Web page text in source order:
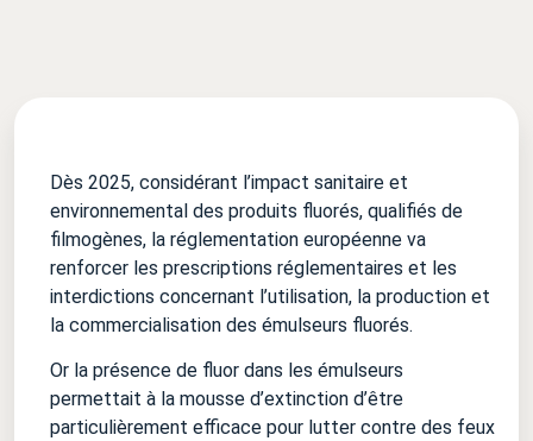
Dès 2025, considérant l’impact sanitaire et
environnemental des produits fluorés, qualifiés de
filmogènes, la réglementation européenne va
renforcer les prescriptions réglementaires et les
interdictions concernant l’utilisation, la production et
la commercialisation des émulseurs fluorés.
Or la présence de fluor dans les émulseurs
permettait à la mousse d’extinction d’être
particulièrement efficace pour lutter contre des feux